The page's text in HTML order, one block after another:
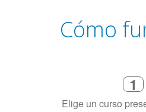
Cómo
Elige un curso